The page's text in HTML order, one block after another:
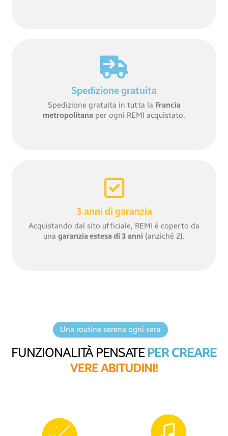
Spedizione gratuita
Spedizione gratuita in tutta la Francia
metropolitana per ogni REMI acquistato.
3 anni di garanzia
Acquistando dal sito ufficiale, REMI è coperto da
una garanzia estesa di 3 anni (anziché 2).
Una routine serena ogni sera
FUNZIONALITÀ PENSATEPER CREARE
VERE ABITUDINI!
Grazie al suo volto animato,
aiuta i bambini